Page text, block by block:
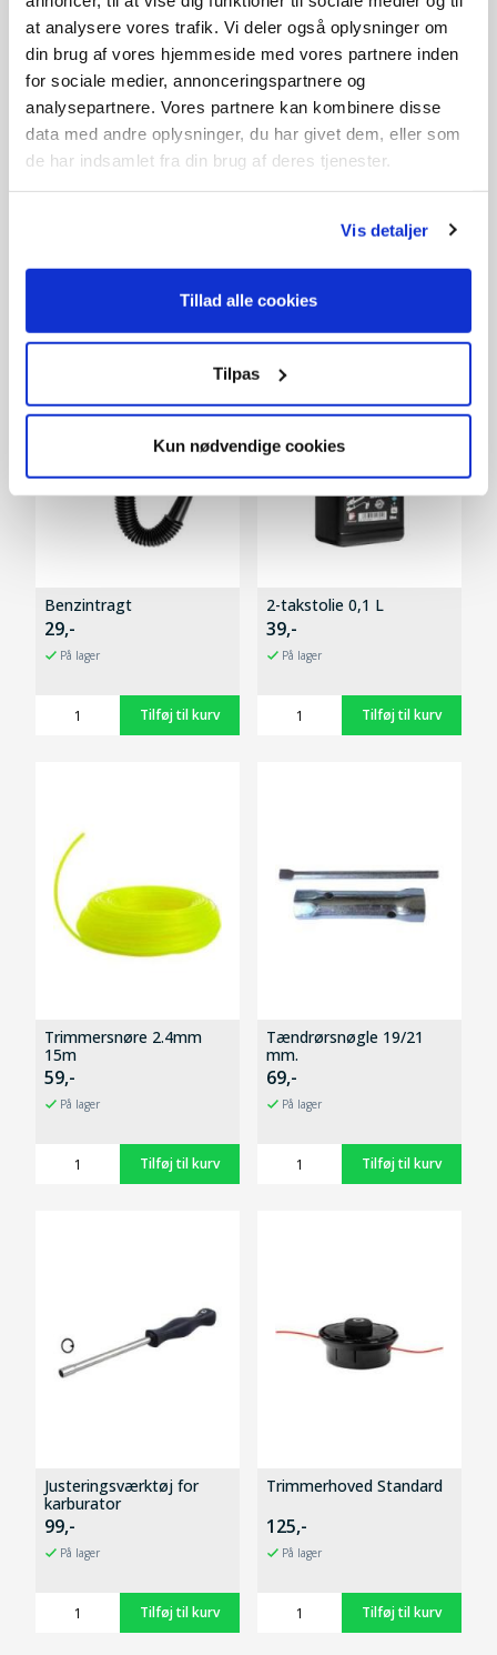
at analysere vores trafik. Vi deler også oplysninger om
din brug af vores hjemmeside med vores partnere inden
for sociale medier, annonceringspartnere og
analysepartnere. Vores partnere kan kombinere disse
data med andre oplysninger, du har givet dem, eller som
de har indsamlet fra din brug af deres tjenester.
Vis detaljer
Tillad alle cookies
Tilpas
Kun nødvendige cookies
Sikkerhedshjelm
299,-
På lager
Fliserensersæt
159,-
På lager
Benzintragt
29,-
På lager
2-takstolie 0,1 L
39,-
På lager
Trimmersnøre 2.4mm
15m
59,-
På lager
Tændrørsnøgle 19/21
mm.
69,-
På lager
Justeringsværktøj for
karburator
99,-
På lager
Trimmerhoved Standard
125,-
På lager